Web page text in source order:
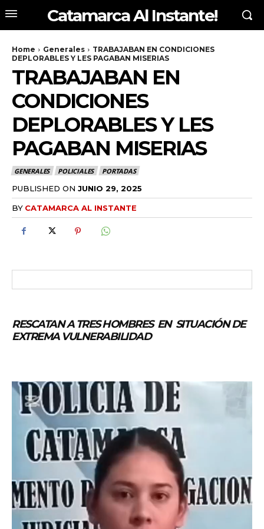
Catamarca Al Instante!
Home Generales
TRABAJABAN EN CONDICIONES
DEPLORABLES Y LES PAGABAN MISERIAS
TRABAJABAN EN
CONDICIONES
DEPLORABLES Y LES
PAGABAN MISERIAS
GENERALES POLICIALES PORTADAS
PUBLISHED ON JUNIO 29, 2025
BY CATAMARCA AL INSTANTE
RESCATAN A TRES HOMBRES EN SITUACIÓN DE
EXTREMA VULNERABILIDAD
R
c
t